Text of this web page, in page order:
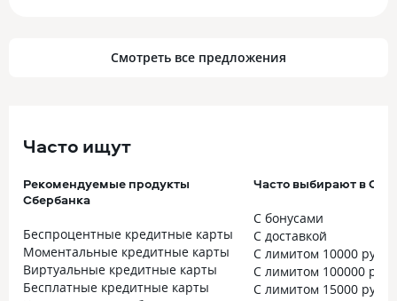
Смотреть все предложения
Часто ищут
Рекомендуемые продукты
Сбербанка
Беспроцентные кредитные карты
Моментальные кредитные карты
Виртуальные кредитные карты
Бесплатные кредитные карты
Часто выбирают в
С бонусами
С доставкой
С лимитом 10000
С лимитом 100000
С лимитом 15000